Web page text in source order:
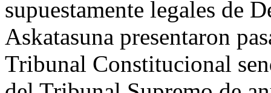
supuestamente legales
Askatasuna presentaron
Tribunal Constitucional